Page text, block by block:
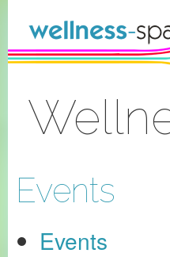
Events
Events